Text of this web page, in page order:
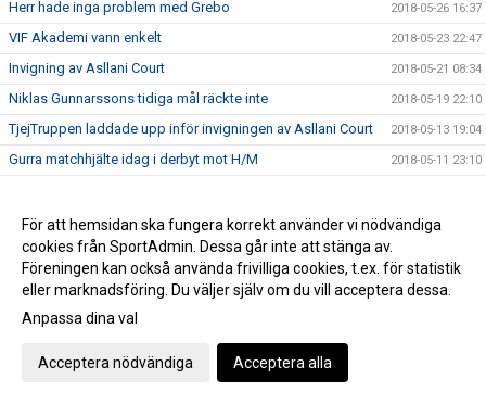
Herr hade inga problem med Grebo 2018-05-26 16:37
VIF Akademi vann enkelt 2018-05-23 22:47
Invigning av Asllani Court 2018-05-21 08:34
Niklas Gunnarssons tidiga mål räckte inte 2018-05-19 22:10
TjejTruppen laddade upp inför invigningen av Asllani Court 2018-05-13 19:04
Gurra matchhjälte idag i derbyt mot H/M 2018-05-11 23:10
Inför Vimmerby IF - Onsala BK 2018-05-02 19:14
Boston vann div 6-derbyt mot VIF Akademi 2018-04-29 21:28
VIF besegrade Myresjö med 2-0 2018-04-28 16:25
Hemmamatch för ett VIF som hittat målformen sista veckan
Öppettider på kansliet Valborg och 1:a maj
För att hemsidan ska fungera korrekt använder vi nödvändiga
cookies från SportAdmin. Dessa går inte att stänga av.
Föreningen kan också använda frivilliga cookies, t.ex. för statistik
eller marknadsföring. Du väljer själv om du vill acceptera dessa.
Anpassa dina val
Acceptera nödvändiga Acceptera alla